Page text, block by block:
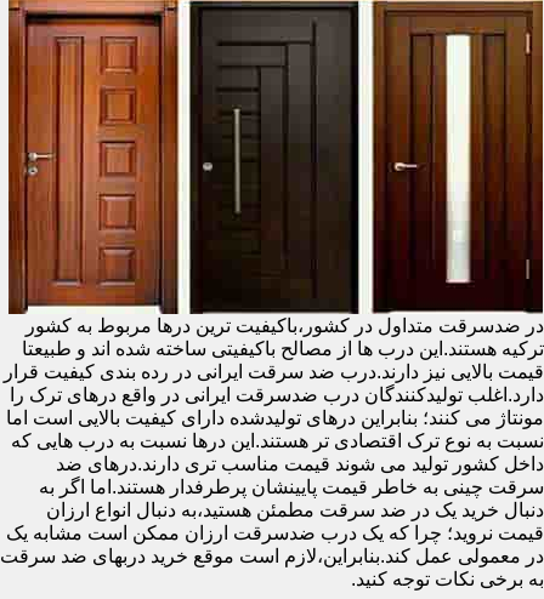
در ضدسرقت متداول در کشور،باکیفیت ترین درها مربوط به کشور
ترکیه هستند.این درب ها از مصالح باکیفیتی ساخته شده اند و طبیعتا
قیمت بالایی نیز دارند.درب ضد سرقت ایرانی در رده بندی کیفیت قرار
دارد.اغلب تولیدکنندگان درب ضدسرقت ایرانی در واقع درهای ترک را
مونتاژ می کنند؛ بنابراین درهای تولیدشده دارای کیفیت بالایی است اما
نسبت به نوع ترک اقتصادی تر هستند.این درها نسبت به درب هایی که
داخل کشور تولید می شوند قیمت مناسب تری دارند.درهای ضد
سرقت چینی به خاطر قیمت پایینشان پرطرفدار هستند.اما اگر به
دنبال خرید یک در ضد سرقت مطمئن هستید،به دنبال انواع ارزان
قیمت نروید؛ چرا که یک درب ضدسرقت ارزان ممکن است مشابه یک
در معمولی عمل کند.بنابراین،لازم است موقع خرید دربهای ضد سرقت
به برخی نکات توجه کنید.